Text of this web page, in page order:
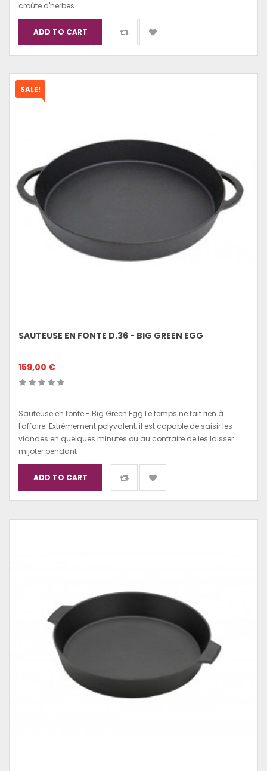
croûte d'herbes
ADD TO CART
SALE!
SAUTEUSE EN FONTE D.36 - BIG GREEN EGG
159,00 €
Sauteuse en fonte - Big Green Egg Le temps ne fait rien à
l'affaire. Extrêmement polyvalent, il est capable de saisir les
viandes en quelques minutes ou au contraire de les laisser
mijoter pendant
ADD TO CART